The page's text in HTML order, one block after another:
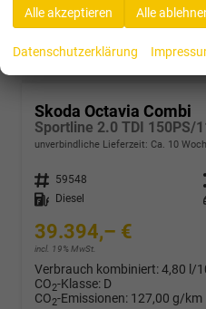
Verbrauch kombiniert:
5,30 l/
CO -Klasse:D
Skoda Octavia Combi
Sportline 2.0 TDI 150PS/
unverbindliche Lieferzeit: Ca. 10
Fahrzeugnr. 59548
Kraftstoff
Diesel
39.394,– €
incl. 19% MwSt.
Verbrauch kombiniert:4,80 l/
CO2-Klasse: D
CO2-Emissionen: 127,00 g/km
Alle akzeptieren Alle
Datenschutzerklärung